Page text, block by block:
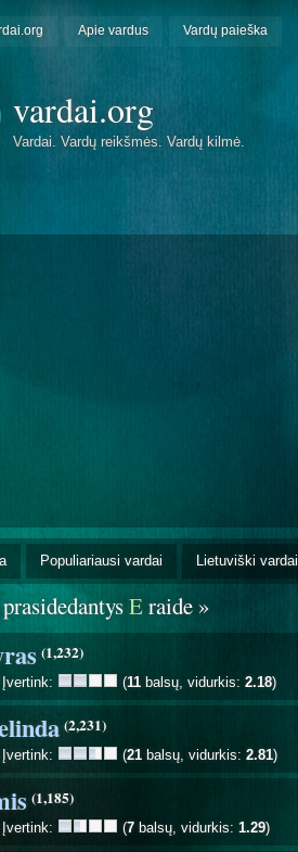
Apie vardus Vardų paieška
vardai.org
Vardai. Vardų reikšmės. Vardų kilmė.
Populiariausi vardai Lietuviški vardai
Eraide »
(1,232)
(11 balsų, vidurkis: 2.18)
(2,231)
(21 balsų, vidurkis: 2.81)
(1,185)
(7 balsų, vidurkis: 1.29)